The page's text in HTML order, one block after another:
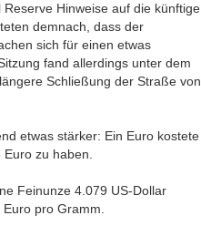
Hinweise auf die künftige
demnach, dass der
sich für einen etwas
fand allerdings unter dem
Schließung der Straße von
etwas stärker: Ein Euro kostete
zu haben.
Feinunze 4.079 US-Dollar
pro Gramm.